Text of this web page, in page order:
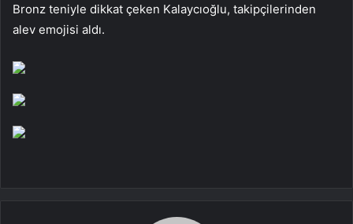
Bronz teniyle dikkat çeken Kalaycıoğlu, takipçilerinden
alev emojisi aldı.